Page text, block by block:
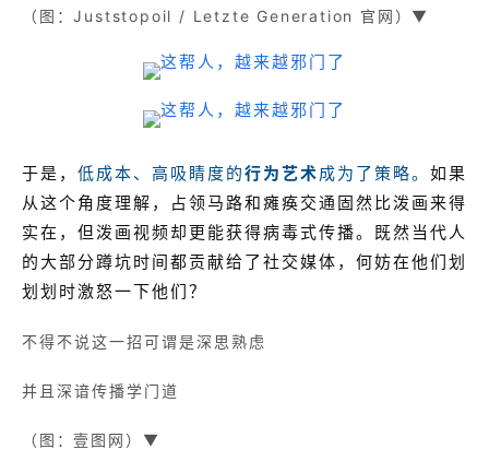
（图：Juststopoil / Letzte Generation 官网）▼
于是， 低成本、高吸睛度的行为艺术成为了策略。 如果
从这个角度理解，占领马路和瘫痪交通固然比泼画来得
实在，但泼画视频却更能获得病毒式传播。既然当代人
的大部分蹲坑时间都贡献给了社交媒体，何妨在他们划
划划时激怒一下他们？
不得不说这一招可谓是深思熟虑
并且深谙传播学门道
（图：壹图网）▼